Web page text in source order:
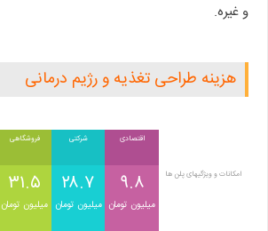
و غیره.
هزینه طراحی تغذیه و رژیم درمانی
امکانات و ویژگیهای پلن ها
اقتصادی
۹.۸
میلیون تومان
شرکتی
۲۸.۷
میلیون تومان
فروشگاهی
۳۱.۵
میلیون تومان